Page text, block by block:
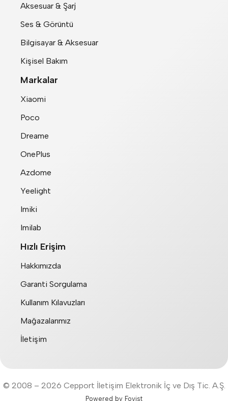
Aksesuar & Şarj
Ses & Görüntü
Bilgisayar & Aksesuar
Kişisel Bakım
Markalar
Xiaomi
Poco
Dreame
OnePlus
Azdome
Yeelight
Imiki
Imilab
Hızlı Erişim
Hakkımızda
Garanti Sorgulama
Kullanım Kılavuzları
Mağazalarımız
İletişim
© 2008 – 2026 Cepport İletişim Elektronik İç ve Dış Tic. A.Ş.
Powered by Fovist